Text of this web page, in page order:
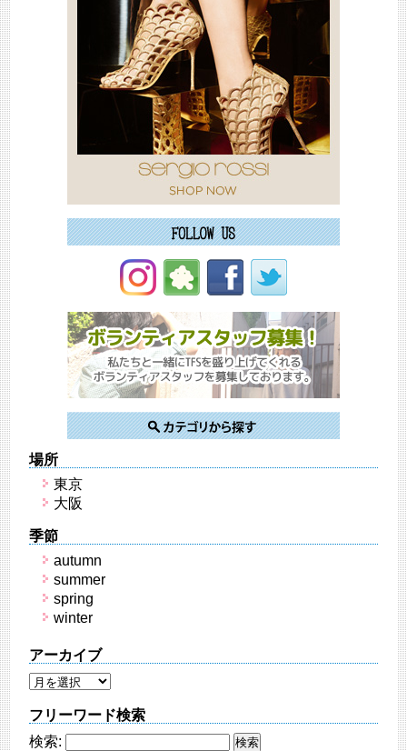
場所
東京
大阪
季節
autumn
summer
spring
winter
アーカイブ
フリーワード検索
検索: